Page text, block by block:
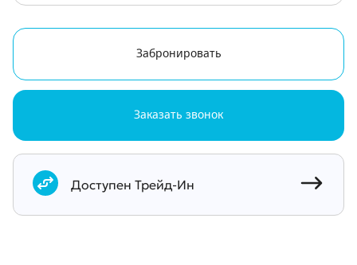
Забронировать
Заказать звонок
Документы
Доступен Трейд-Ин